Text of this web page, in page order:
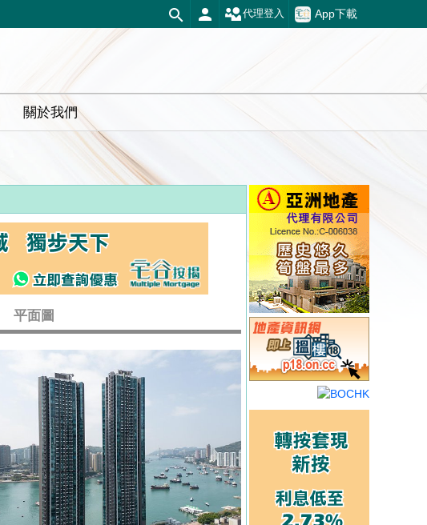
App下載
代理登入
關於我們
平面圖